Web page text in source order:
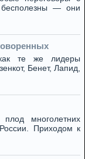
— они
те же лидеры
Бенет, Лапид,
многолетних
Приходом к